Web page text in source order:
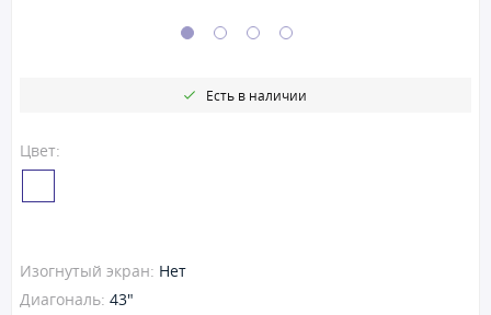
Цвет:
Есть в наличии
Изогнутый экран: Нет
Диагональ: 43"